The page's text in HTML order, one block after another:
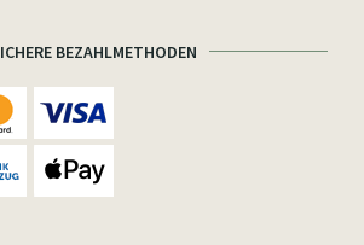
BEZAHLMETHODEN